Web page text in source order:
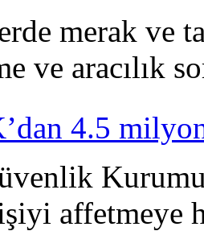
merak ve
ve aracılık
4.5
affetmeye